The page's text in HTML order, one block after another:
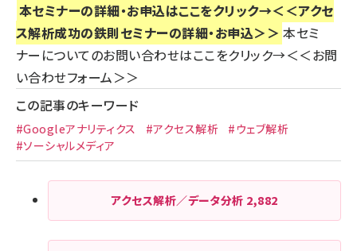
本セミナーの詳細・お申込はここをクリック→＜＜アクセ
ス解析成功の鉄則セミナーの詳細・お申込＞＞ 本セミ
ナーについてのお問い合わせはここをクリック→＜＜お問
い合わせフォーム＞＞
この記事のキーワード
#Googleアナリティクス #アクセス解析
#ウェブ解析
#ソーシャルメディア
アクセス解析／データ分析 2,882